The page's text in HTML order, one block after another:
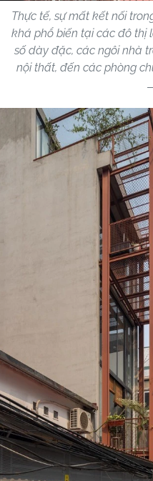
Thực tế, sự mất kết nối
khá phổ biến tại các đô thị
số dày đặc, các ngôi nhà
nội thất, đến các phòng